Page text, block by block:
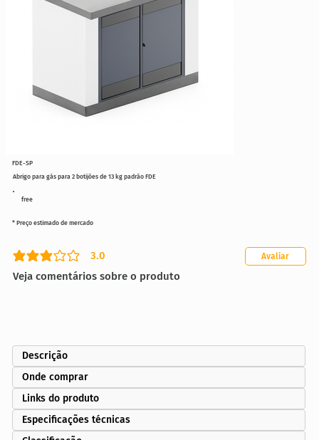
free
Abrigo para gás para 2 botijões de 13 kg padrão FDE
3.0
classificação média é 3 de 5
Veja comentários sobre o produto
Avaliar
* Preço estimado de mercado
FDE-SP
Descrição
Onde comprar
Links do produto
Especificações técnicas